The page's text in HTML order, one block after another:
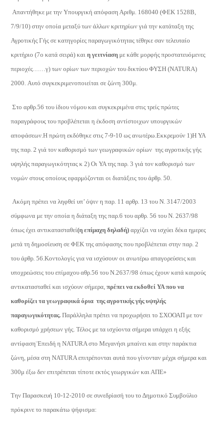
Απαντήθηκε με την Υπουργική απόφαση Αριθμ. 168040 (ΦΕΚ 1528Β,
7/9/10) στην οποία μεταξύ των άλλων κριτηρίων γιά την κατάταξη της
Αγροτικής Γής σε κατηγορίες παραγωγικότητας τέθηκε σαν τελευταίο
κριτήριο (7ο κατά σειρά) καιη γειτνίαση με κάθε μορφής προστατευόμενες
περιοχές……γ) των ορίων των περιοχών του δικτύου ΦΥΣΗ (NATURA)
2000. Aυτό συγκεκριμενοποιείται σε ζώνη 300μ.
Στο αρθρ.56 του ίδιου νόμου και συγκεκριμένα στις τρείς πρώτες
παραγράφους του προβλέπεται η έκδοση αντίστοιχων υπουργικών
αποφάσεων.Η πρώτη εκδόθηκε στις 7-9-10 ως ανωτέρω.Εκκρεμούν 1)Η ΥΑ
της παρ. 2 γιά τον καθορισμό των γεωγραφικών ορίων της αγροτικής γής
υψηλής παραγωγικότητας κ 2) Οι ΥΑ της παρ. 3 γιά τον καθορισμό των
νομών στους οποίους εφαρμόζονται οι διατάξεις του άρθρ. 50.
Ακόμη πρέπει να ληφθεί υπ’ όψιν η παρ. 11 αρθρ. 13 του Ν. 3147/2003
σύμφωνα με την οποία η διάταξη της παρ.6 του αρθρ. 56 του Ν. 2637/98
όπως έχει αντικατασταθεί(η επίμαχη δηλαδή) αρχίζει να ισχύει δέκα ημερες
μετά τη δημοσίευση σε ΦΕΚ της απόφασης που προβλέπεται στην παρ. 2
του άρθρ. 56.Κοντολογίς για να ισχύσουν οι ανωτέρω απαγορεύσεις και
υποχρεώσεις του επίμαχου αθρ.56 του Ν.2637/98 όπως έχουν κατά καιρούς
αντικατασταθεί και ισχύουν σήμερα,πρέπει να εκδοθεί ΥΑ που να
καθορίζει τα γεωγραφικά όρια της αγροτικής γής υψηλής
παραγωγικότητας. Παράλληλα πρέπει να προχωρήσει το ΣΧΟΟΑΠ με τον
καθορισμό χρήσεων γής. Τέλος με τα ισχύοντα σήμερα υπάρχει η εξής
αντίφαση¨Επειδή η ΝATURAστο Μεγανήσι μπαίνει και στην παράκτια
ζώνη, μέσα στηNATURAεπιτρέπονται αυτά που γίνονταν μέχρι σήμερα και
300μ έξω δεν επιτρέπεται τίποτε εκτός γεωργικών και ΑΠΕ»
Την Παρασκευή 10-12-2010 σε συνεδρίασή του το Δημοτικό Συμβούλιο
πρόκρινε το παρακάτω ψήφισμα: